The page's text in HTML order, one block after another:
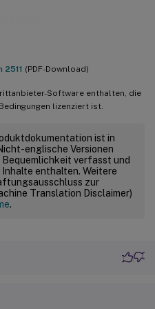
(PDF-Download)
Software enthalten, die
lizenziert ist.
ist in
englische Versionen
verfasst und
enthalten. Weitere
zur
Translation Disclaimer)
.